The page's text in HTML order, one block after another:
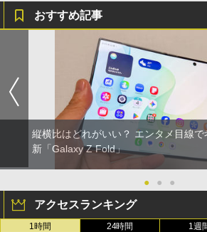
おすすめ記事
縦横比はどれがいい？ エンタメ目線
新「Galaxy Z Fold」
● ● ●
アクセスランキング
1時間 24時間 1週